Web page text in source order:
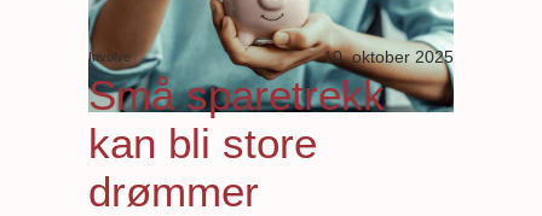
Involve
Små sparetrekk
kan bli store
drømmer
10. oktober 2025